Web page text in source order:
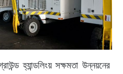
হ্যান্ডলিংয় সক্ষমতা উন্নয়নের